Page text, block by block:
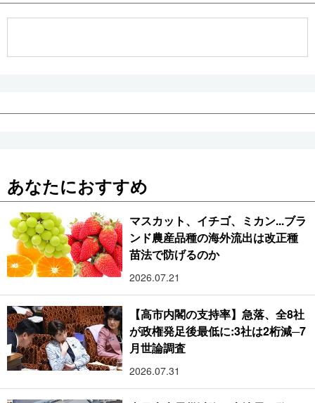
あなたにおすすめ
マスカット、イチゴ、ミカン...ブラ
ンド農産品種の海外流出は改正種
苗法で防げるのか
2026.07.21
【高市内閣の支持率】急落、全8社
が政権発足後最低に:3社は2桁減─7
月世論調査
2026.07.31